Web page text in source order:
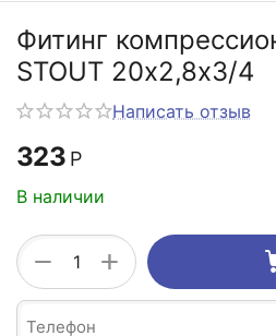
Фитинг
STOUT 20х2,8х3/4
Написать отзыв
323 Р
В наличии
+
−